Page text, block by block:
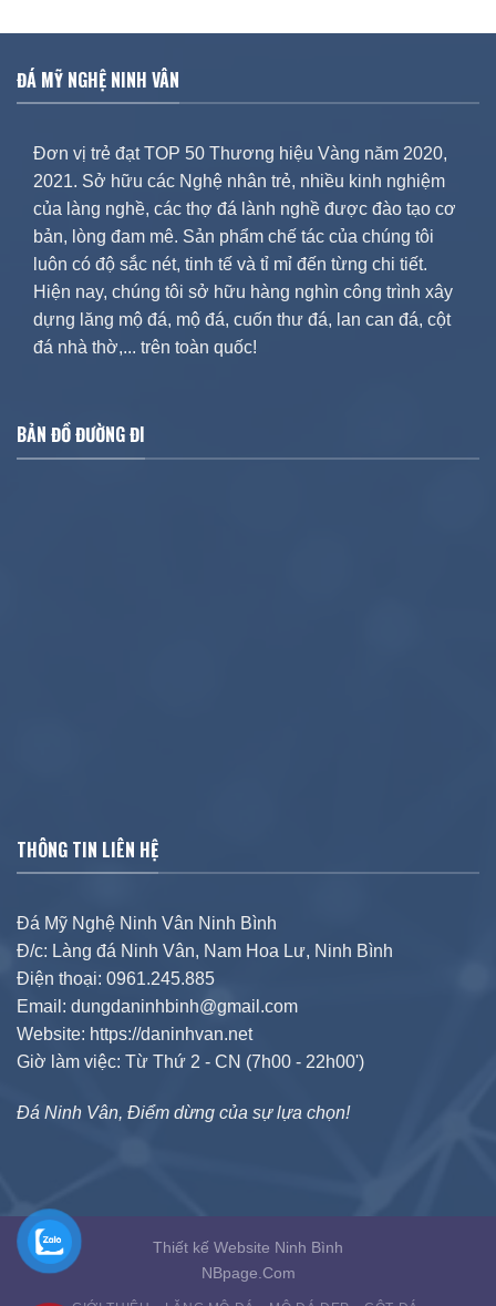
ĐÁ MỸ NGHỆ NINH VÂN
Đơn vị trẻ đạt TOP 50 Thương hiệu Vàng năm 2020,
2021. Sở hữu các Nghệ nhân trẻ, nhiều kinh nghiệm
của làng nghề, các thợ đá lành nghề được đào tạo cơ
bản, lòng đam mê. Sản phẩm chế tác của chúng tôi
luôn có độ sắc nét, tinh tế và tỉ mỉ đến từng chi tiết.
Hiện nay, chúng tôi sở hữu hàng nghìn công trình xây
dựng lăng mộ đá, mộ đá, cuốn thư đá, lan can đá, cột
đá nhà thờ,... trên toàn quốc!
BẢN ĐỒ ĐƯỜNG ĐI
THÔNG TIN LIÊN HỆ
Đá Mỹ Nghệ Ninh Vân Ninh Bình
Đ/c: Làng đá Ninh Vân, Nam Hoa Lư, Ninh Bình
Điện thoại: 0961.245.885
Email: dungdaninhbinh@gmail.com
Website: https://daninhvan.net
Giờ làm việc: Từ Thứ 2 - CN (7h00 - 22h00')
Đá Ninh Vân, Điểm dừng của sự lựa chọn!
Thiết kế Website Ninh Bình
NBpage.Com